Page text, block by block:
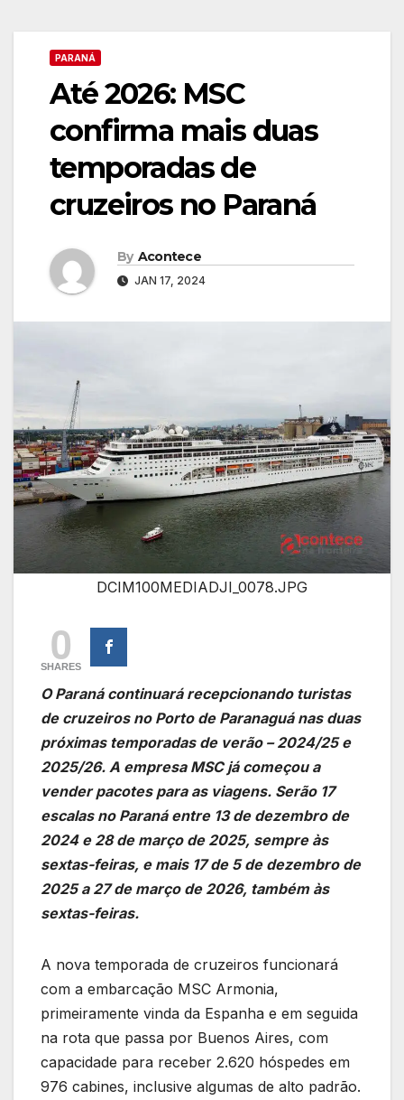
PARANÁ
Até 2026: MSC
confirma mais duas
temporadas de
cruzeiros no Paraná
By Acontece
JAN 17, 2024
DCIM100MEDIADJI_0078.JPG
0
SHARES
O Paraná continuará recepcionando turistas
de cruzeiros no Porto de Paranaguá nas duas
próximas temporadas de verão – 2024/25 e
2025/26. A empresa MSC já começou a
vender pacotes para as viagens. Serão 17
escalas no Paraná entre 13 de dezembro de
2024 e 28 de março de 2025, sempre às
sextas-feiras, e mais 17 de 5 de dezembro de
2025 a 27 de março de 2026, também às
sextas-feiras.
A nova temporada de cruzeiros funcionará
com a embarcação MSC Armonia,
primeiramente vinda da Espanha e em seguida
na rota que passa por Buenos Aires, com
capacidade para receber 2.620 hóspedes em
976 cabines, inclusive algumas de alto padrão.